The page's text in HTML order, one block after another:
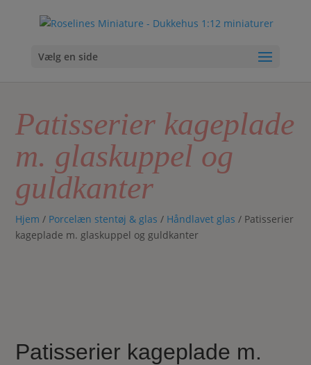
Vælg en side
Patisserier kageplade
m. glaskuppel og
guldkanter
Hjem / Porcelæn stentøj & glas / Håndlavet glas / Patisserier
kageplade m. glaskuppel og guldkanter
Patisserier kageplade m.